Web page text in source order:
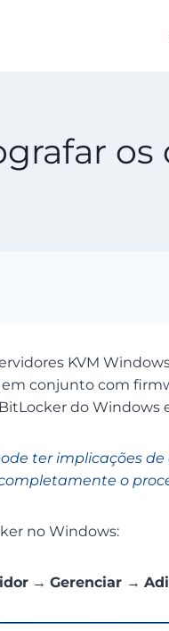
KVM
conjunto com
do Windows
ter implicações
o
no Windows:
→ Gerenciar →